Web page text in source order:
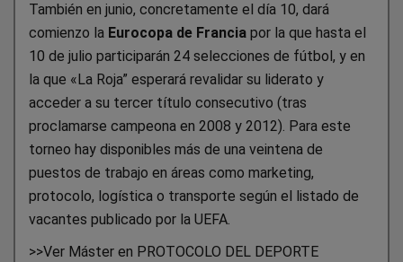
También en junio, concretamente el día 10, dará
comienzo la Eurocopa de Francia por la que hasta el
10 de julio participarán 24 selecciones de fútbol, y en
la que «La Roja” esperará revalidar su liderato y
acceder a su tercer título consecutivo (tras
proclamarse campeona en 2008 y 2012). Para este
torneo hay disponibles más de una veintena de
puestos de trabajo en áreas como marketing,
protocolo, logística o transporte según el listado de
vacantes publicado por la UEFA.
>>Ver Máster en PROTOCOLO DEL DEPORTE